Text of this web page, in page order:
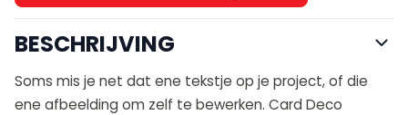
BESCHRIJVING
Soms mis je net dat ene tekstje op je project, of die
ene afbeelding om zelf te bewerken. Card Deco